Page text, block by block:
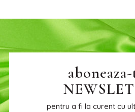
pentru a fi la curent cu